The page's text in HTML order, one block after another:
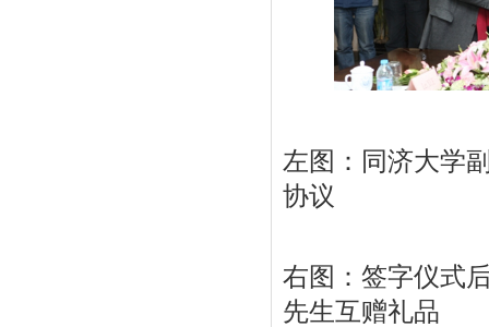
左图：同济大学
协议
右图：签字仪式
先生互赠礼品